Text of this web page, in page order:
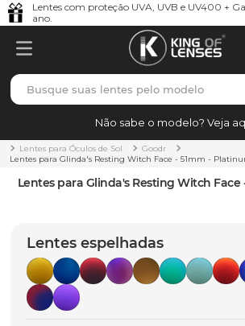
Lentes com proteção UVA, UVB e UV400 +
ano.
Busque suas lentes pelo modelo
Não sabe o modelo? Veja
Lentes para Óculos de Sol
Goodr
Lentes para Glinda's Resting Witch Face - 51mm -
Lentes para Glinda's Resting Witch Face
Lentes espelhadas
TERMOS MAIS BUSCADOS
1º borrachas
holbrook
5º chaves
6º t-shock
7º latch